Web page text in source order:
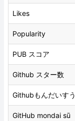
Likes
Popularity
PUB スコア
Github スター数
Githubもんだいすう
GitHub mondai sū